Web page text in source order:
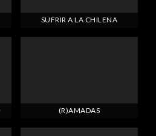
SUFRIR A LA CHILENA
(R)AMADAS